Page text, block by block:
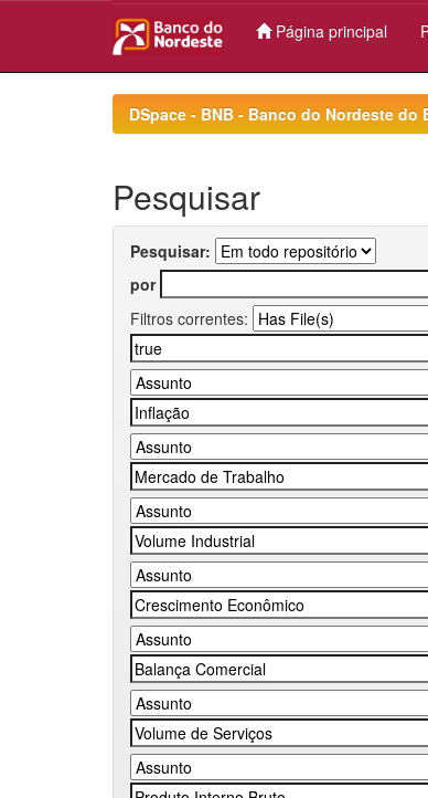
Página principal
DSpace - BNB - Banco do Nordeste do
Pesquisar
Pesquisar:
por
Filtros correntes: